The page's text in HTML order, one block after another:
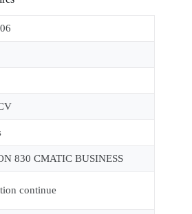
830 CMATIC BUSINESS
continue